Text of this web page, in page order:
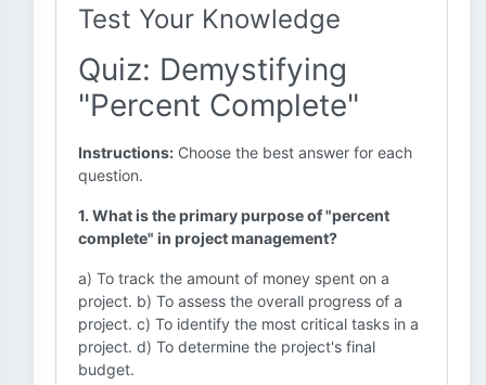
Test Your Knowledge
Quiz: Demystifying
"Percent Complete"
Instructions: Choose the best answer for each
question.
1. What is the primary purpose of "percent
complete" in project management?
a) To track the amount of money spent on a
project. b) To assess the overall progress of a
project. c) To identify the most critical tasks in a
project. d) To determine the project's final
budget.